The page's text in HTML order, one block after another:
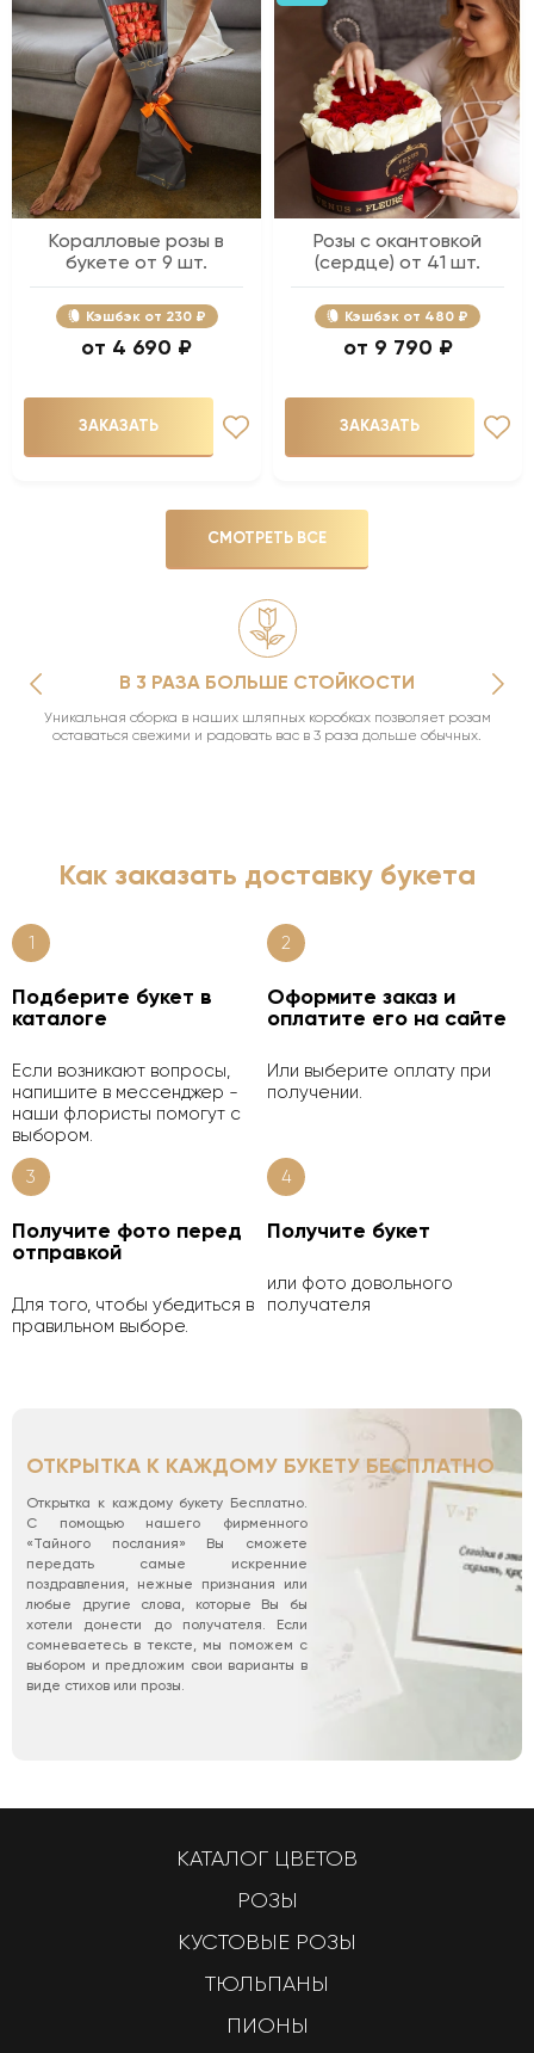
Коралловые розы в
букете от 9 шт.
Кэшбэк 230 ₽
4 690 ₽
ЗАКАЗАТЬ
Розы с окантовкой
(сердце) от 41 шт.
Кэшбэк 480 ₽
9 790 ₽
ЗАКАЗАТЬ
СМОТРЕТЬ ВСЕ
В 3 РАЗА БОЛЬШЕ СТОЙКОСТИ
Уникальная сборка в наших шляпных коробках позволяет розам
оставаться свежими и радовать вас в 3 раза дольше обычных.
Как заказать доставку букета
1
Подберите букет в
каталоге
Если возникают вопросы,
напишите в мессенджер -
наши флористы помогут с
выбором.
2
Оформите заказ и
оплатите его на сайте
Или выберите оплату при
получении.
3
Получите фото перед
отправкой
Для того, чтобы убедиться в
правильном выборе.
4
Получите букет
или фото довольного
получателя
ОТКРЫТКА К КАЖДОМУ БУКЕТУ БЕСПЛАТНО
Открытка к каждому букету Бесплатно.
С помощью нашего фирменного
«Тайного послания» Вы сможете
передать самые искренние
поздравления, нежные признания или
любые другие слова, которые Вы бы
хотели донести до получателя. Если
сомневаетесь в тексте, мы поможем с
выбором и предложим свои варианты в
виде стихов или прозы.
КАТАЛОГ ЦВЕТОВ
РОЗЫ
КУСТОВЫЕ РОЗЫ
ТЮЛЬПАНЫ
ПИОНЫ